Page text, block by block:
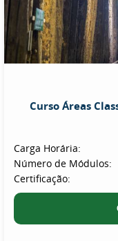
Curso Áreas
Carga Horária:
Número de Módulos:
Certificação: